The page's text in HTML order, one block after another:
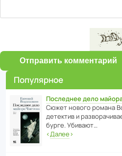
Отправить комментарий
Популярное
Последнее дело
Сюжет нового романа
дете­ктив и
бурге. Убивают…
‹Далее›